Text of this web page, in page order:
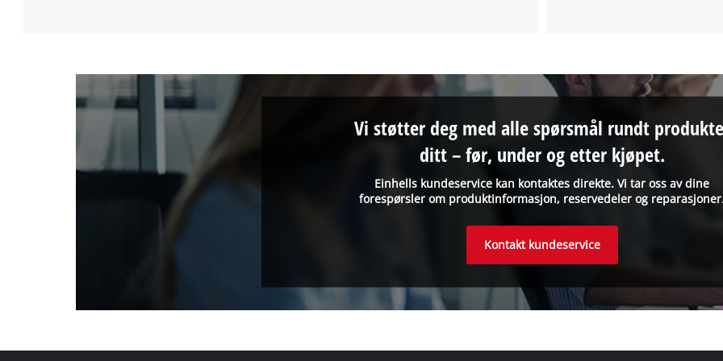
Einhells kundeservice kan kontaktes direkte. Vi tar oss av dine
forespørsler om produktinformasjon, reservedeler og
Vi støtter deg med alle spørsmål rundt
ditt – før, under og etter kjøpet.
Kontakt kundeservice